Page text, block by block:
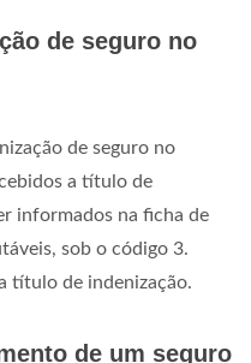
de seguro no
de seguro no
a título de
informados na ficha de
sob o código 3.
título de indenização.
de um seguro